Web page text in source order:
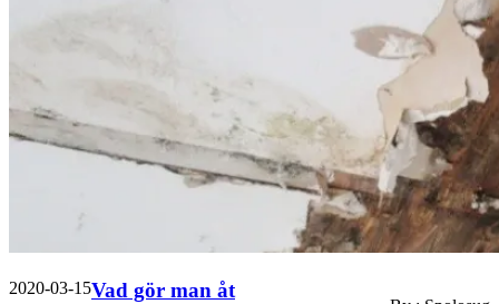
2020-03-15Vad gör man åt